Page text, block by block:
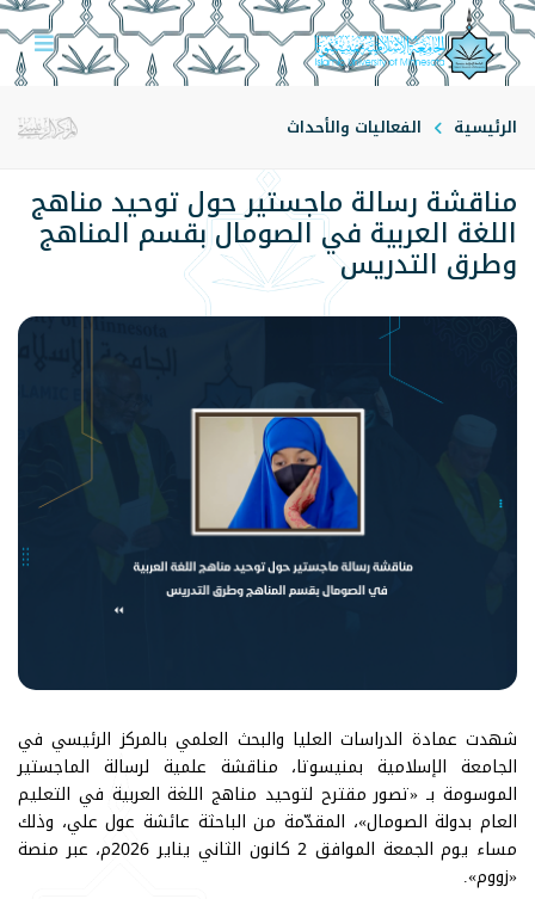
الرئيسية الفعاليات والأحداث
مناقشة رسالة ماجستير حول توحيد مناهج
اللغة العربية في الصومال بقسم المناهج
وطرق التدريس
شهدت عمادة الدراسات العليا والبحث العلمي بالمركز الرئيسي في
الجامعة الإسلامية بمنيسوتا، مناقشة علمية لرسالة الماجستير
الموسومة بـ «تصور مقترح لتوحيد مناهج اللغة العربية في التعليم
العام بدولة الصومال»، المقدّمة من الباحثة عائشة عول علي، وذلك
مساء يوم الجمعة الموافق 2 كانون الثاني يناير 2026م، عبر منصة
«زووم».